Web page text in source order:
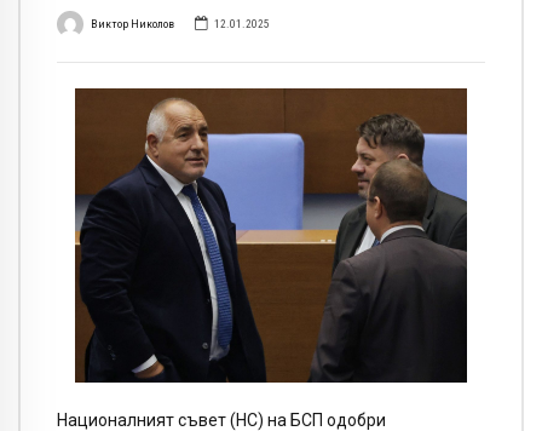
Виктор Николов 12.01.2025
Националният съвет (НС) на БСП одобри